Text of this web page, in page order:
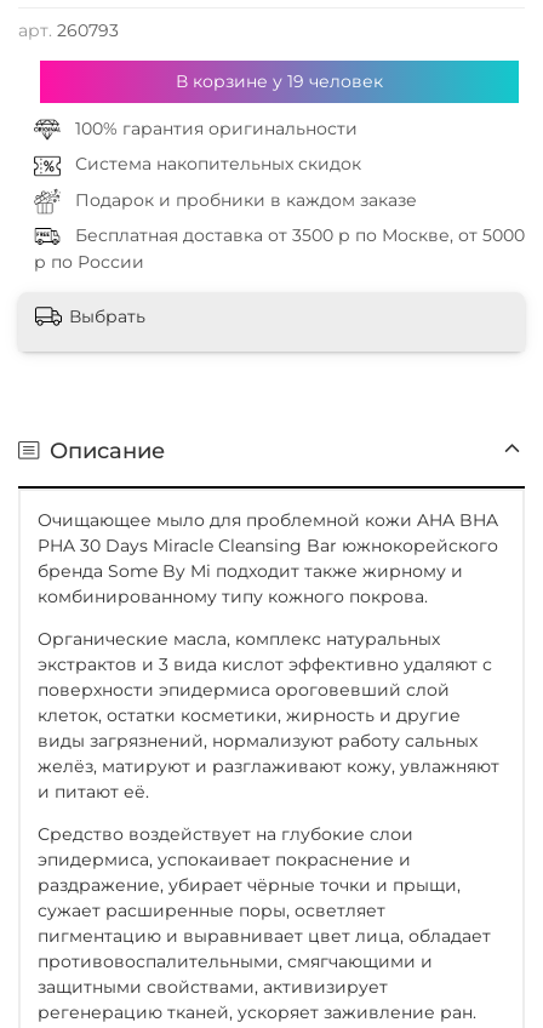
арт. 260793
В корзине у 19 человек
100% гарантия оригинальности
Система накопительных скидок
Подарок и пробники в каждом заказе
Бесплатная доставка от 3500 р по Москве, от 5000
р по России
Выбрать
Описание
Очищающее мыло для проблемной кожи AHA BHA
PHA 30 Days Miracle Cleansing Bar южнокорейского
бренда Some By Mi подходит также жирному и
комбинированному типу кожного покрова.
Органические масла, комплекс натуральных
экстрактов и 3 вида кислот эффективно удаляют с
поверхности эпидермиса ороговевший слой
клеток, остатки косметики, жирность и другие
виды загрязнений, нормализуют работу сальных
желёз, матируют и разглаживают кожу, увлажняют
и питают её.
Средство воздействует на глубокие слои
эпидермиса, успокаивает покраснение и
раздражение, убирает чёрные точки и прыщи,
сужает расширенные поры, осветляет
пигментацию и выравнивает цвет лица, обладает
противовоспалительными, смягчающими и
защитными свойствами, активизирует
регенерацию тканей, ускоряет заживление ран.